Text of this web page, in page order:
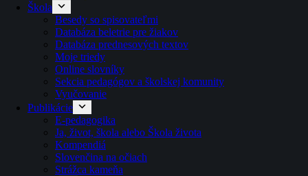
Škola
Besedy so spisovateľmi
Databáza beletrie pre žiakov
Databáza prednesových textov
Moje triedy
Online slovníky
Sekcia pedagógov a školskej komunity
Vyučovanie
Publikácie
E-pedagogika
Ja, život, škola alebo Škola života
Kompendiá
Slovenčina na očiach
Strážca kameňa